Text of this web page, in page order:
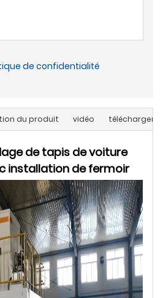
de confidentialité
du produit vidéo télécharger
de tapis de voiture
installation de fermoir